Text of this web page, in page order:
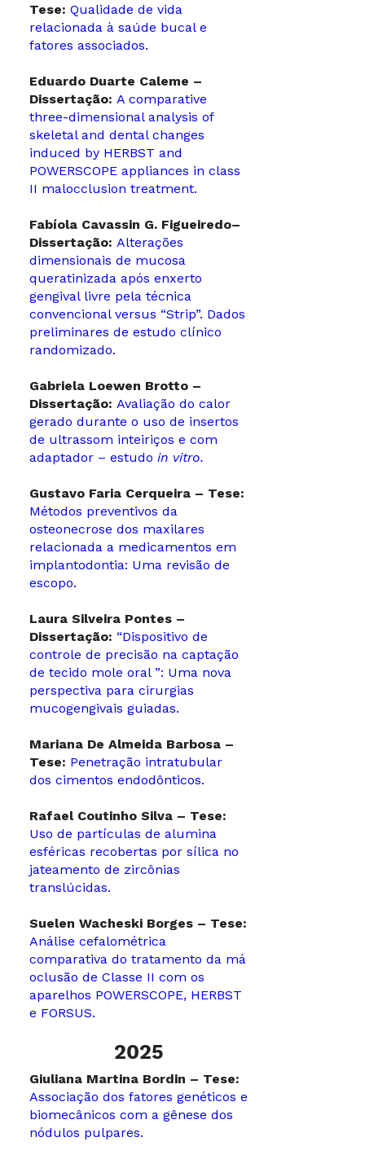
Tese: Qualidade de vida
relacionada à saúde bucal e
fatores associados.
Eduardo Duarte Caleme –
Dissertação: A comparative
three-dimensional analysis of
skeletal and dental changes
induced by HERBST and
POWERSCOPE appliances in class
II malocclusion treatment.
Fabíola Cavassin G. Figueiredo–
Dissertação: Alterações
dimensionais de mucosa
queratinizada após enxerto
gengival livre pela técnica
convencional versus “Strip”. Dados
preliminares de estudo clínico
randomizado.
Gabriela Loewen Brotto –
Dissertação: Avaliação do calor
gerado durante o uso de insertos
de ultrassom inteiriços e com
adaptador – estudo in vitro.
Gustavo Faria Cerqueira – Tese:
Métodos preventivos da
osteonecrose dos maxilares
relacionada a medicamentos em
implantodontia: Uma revisão de
escopo.
Laura Silveira Pontes –
Dissertação: “Dispositivo de
controle de precisão na captação
de tecido mole oral ”: Uma nova
perspectiva para cirurgias
mucogengivais guiadas.
Mariana De Almeida Barbosa –
Tese: Penetração intratubular
dos cimentos endodônticos.
Rafael Coutinho Silva – Tese:
Uso de partículas de alumina
esféricas recobertas por sílica no
jateamento de zircônias
translúcidas.
Suelen Wacheski Borges – Tese:
Análise cefalométrica
comparativa do tratamento da má
oclusão de Classe II com os
aparelhos POWERSCOPE, HERBST
e FORSUS.
2025
Giuliana Martina Bordin – Tese:
Associação dos fatores genéticos e
biomecânicos com a gênese dos
nódulos pulpares.